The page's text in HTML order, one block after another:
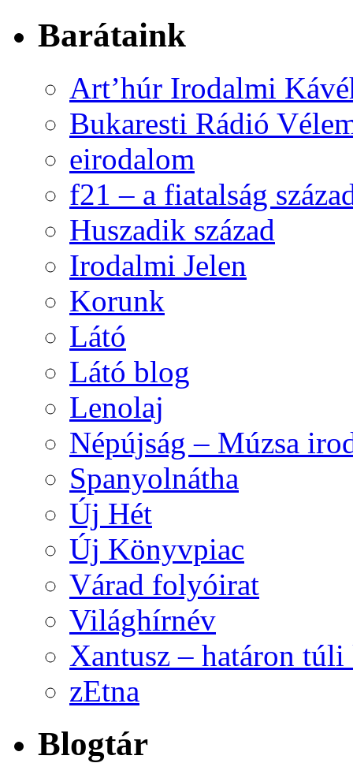
Barátaink
Art’húr Irodalmi
Bukaresti Rádió
eirodalom
f21 – a fiatalság
Huszadik század
Irodalmi Jelen
Korunk
Látó
Látó blog
Lenolaj
Népújság – Múzsa
Spanyolnátha
Új Hét
Új Könyvpiac
Várad folyóirat
Világhírnév
Xantusz – határon
zEtna
Blogtár